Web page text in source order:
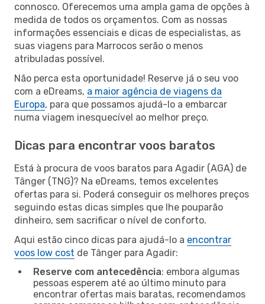
connosco. Oferecemos uma ampla gama de opções à
medida de todos os orçamentos. Com as nossas
informações essenciais e dicas de especialistas, as
suas viagens para Marrocos serão o menos
atribuladas possível.
Não perca esta oportunidade! Reserve já o seu voo
com a eDreams, a maior agência de viagens da
Europa, para que possamos ajudá-lo a embarcar
numa viagem inesquecível ao melhor preço.
Dicas para encontrar voos baratos
Está à procura de voos baratos para Agadir (AGA) de
Tânger (TNG)? Na eDreams, temos excelentes
ofertas para si. Poderá conseguir os melhores preços
seguindo estas dicas simples que lhe pouparão
dinheiro, sem sacrificar o nível de conforto.
Aqui estão cinco dicas para ajudá-lo a encontrar
voos low cost de Tânger para Agadir:
Reserve com antecedência: embora algumas
pessoas esperem até ao último minuto para
encontrar ofertas mais baratas, recomendamos